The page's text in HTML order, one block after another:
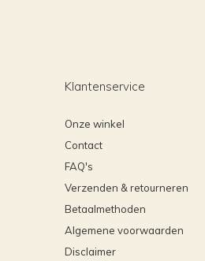
Klantenservice
Onze winkel
Contact
FAQ's
Verzenden & retourneren
Betaalmethoden
Algemene voorwaarden
Disclaimer